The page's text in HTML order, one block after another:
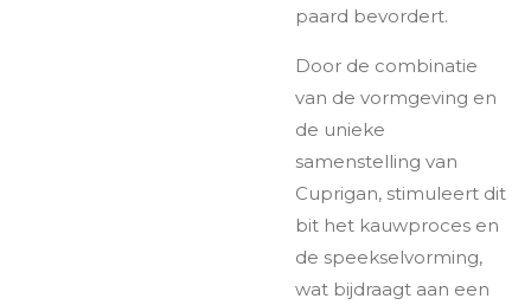
paard bevordert.
Door de combinatie
van de vormgeving en
de unieke
samenstelling van
Cuprigan, stimuleert dit
bit het kauwproces en
de speekselvorming,
wat bijdraagt aan een